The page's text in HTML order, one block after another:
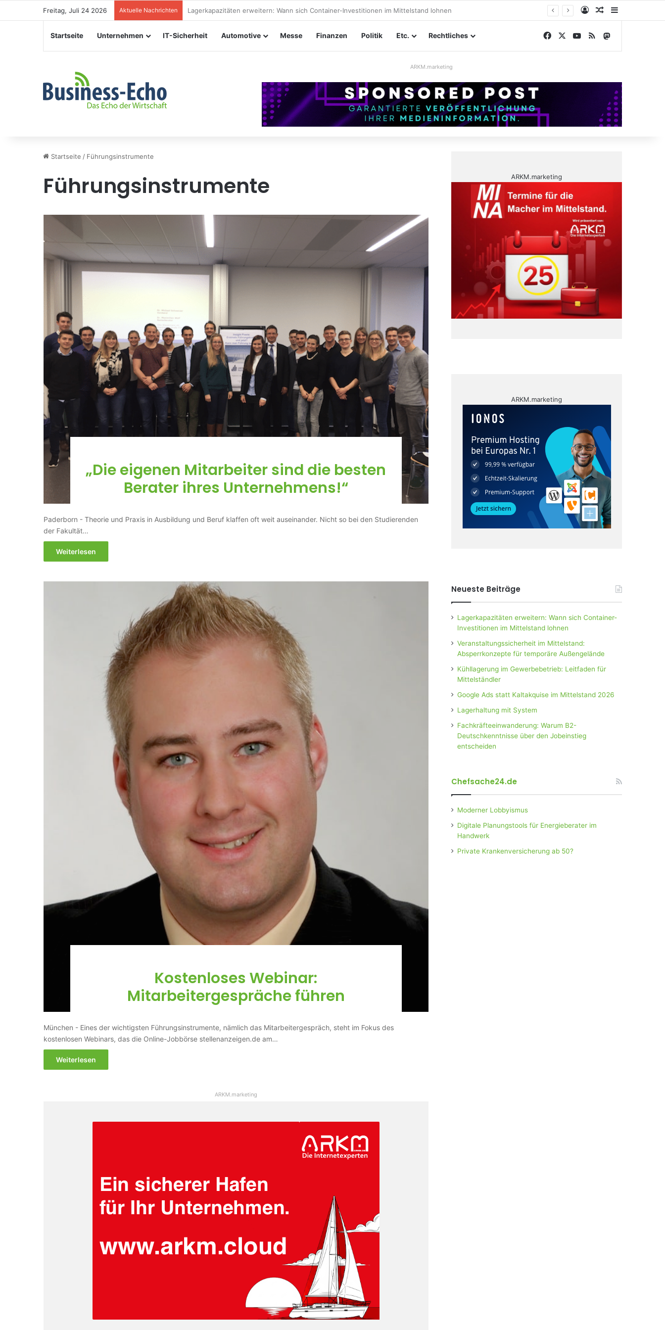
Freitag, Juli 24 2026 Aktuelle Nachrichten Veranstaltungssicherheit im Mittelstand: Absperrkonzepte für temporäre Außengelände AnmeldenZufälliger
Startseite Unternehmen IT-Sicherheit Automotive Messe Finanzen Politik Etc. Rechtliches Facebook YouTube
RSS
ARKM.marketing
Startseite / Führungsinstrumente
Führungsinstrumente
„Die eigenen Mitarbeiter sind die besten
Berater ihres Unternehmens!“
Paderborn - Theorie und Praxis in Ausbildung und Beruf klaffen oft weit auseinander. Nicht so bei den Studierenden
der Fakultät…
Weiterlesen
Kostenloses Webinar:
Mitarbeitergespräche führen
München - Eines der wichtigsten Führungsinstrumente, nämlich das Mitarbeitergespräch, steht im Fokus des
kostenlosen Webinars, das die Online-Jobbörse stellenanzeigen.de am…
Weiterlesen
ARKM.marketing
ARKM.marketing
ARKM.marketing
Neueste Beiträge
Lagerkapazitäten erweitern: Wann sich Container-
Investitionen im Mittelstand lohnen
Veranstaltungssicherheit im Mittelstand:
Absperrkonzepte für temporäre Außengelände
Kühllagerung im Gewerbebetrieb: Leitfaden für
Mittelständler
Google Ads statt Kaltakquise im Mittelstand 2026
Lagerhaltung mit System
Fachkräfteeinwanderung: Warum B2-
Deutschkenntnisse über den Jobeinstieg
entscheiden
Chefsache24.de
Moderner Lobbyismus
Digitale Planungstools für Energieberater im
Handwerk
Private Krankenversicherung ab 50?